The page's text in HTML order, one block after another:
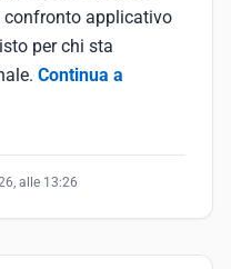
confronto applicativo
per chi sta
Continua a
alle 13:26